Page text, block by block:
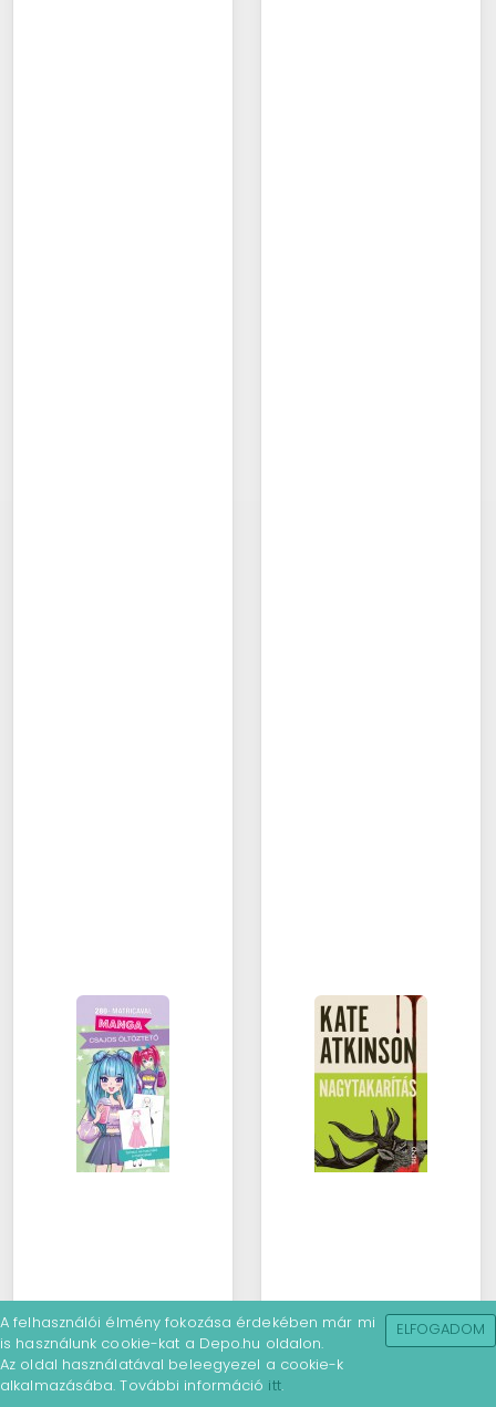
A felhasználói élmény fokozása érdekében már mi
is használunk cookie-kat a Depo.hu oldalon.
Az oldal használatával beleegyezel a cookie-k
alkalmazásába. További információ itt.
ELFOGADOM